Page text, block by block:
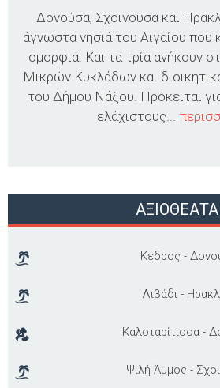
Δονούσα, Σχοινούσα και
άγνωστα νησιά του Αιγαίου που
ομορφιά. Και τα τρία ανήκουν
Μικρών Κυκλάδων και
του Δήμου Νάξου. Πρόκειται
ελάχιστους...
ΑΞΙΟΘΕΑΤΑ
Κέδρος -
Λιβάδι -
Καλοταρίτισσα -
Ψιλή Άμμος -